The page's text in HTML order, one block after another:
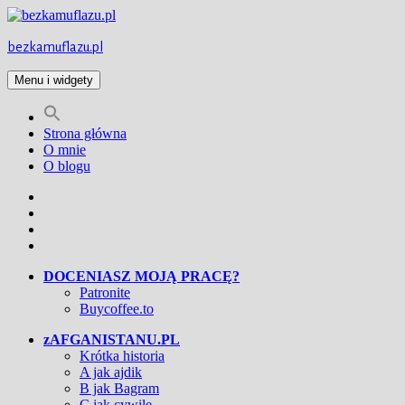
Przejdź
treści
bezkamuflazu.pl
Menu i widgety
Strona główna
O mnie
O blogu
DOCENIASZ MOJĄ PRACĘ?
Patronite
Buycoffee.to
zAFGANISTANU.PL
Krótka historia
A jak ajdik
B jak Bagram